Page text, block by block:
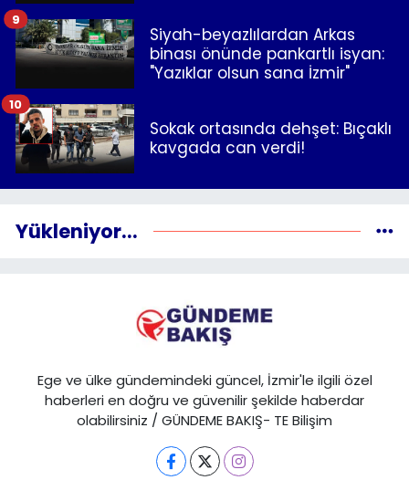
Siyah-beyazlılardan Arkas
binası önünde pankartlı isyan:
"Yazıklar olsun sana İzmir"
9
Sokak ortasında dehşet: Bıçaklı
kavgada can verdi!
10
Yükleniyor...
Ege ve ülke gündemindeki güncel, İzmir'le ilgili özel
haberleri en doğru ve güvenilir şekilde haberdar
olabilirsiniz / GÜNDEME BAKIŞ- TE Bilişim